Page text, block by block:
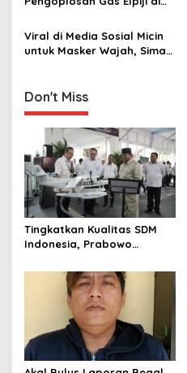
t
o
n
Viral di Media Sosial Micin
untuk Masker Wajah, Simak
Don't Miss
Tingkatkan Kualitas SDM
Indonesia, Prabowo
hingga Undang Universitas
Terbaik Dunia